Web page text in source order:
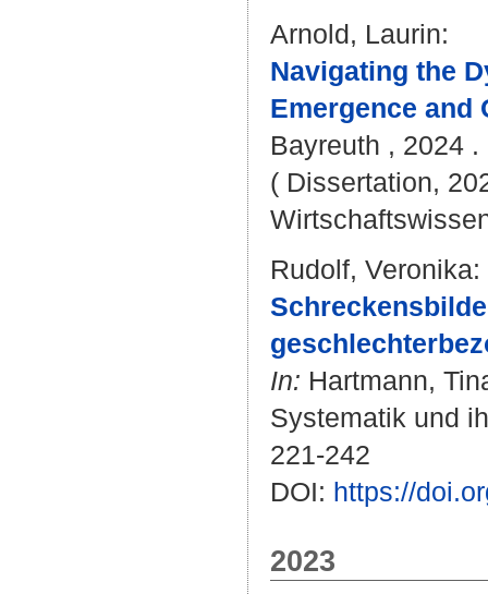
Arnold, Laurin:
Navigating the
Emergence and
Bayreuth , 2024 .
( Dissertation,
Rudolf, Veronika:
In: Hartmann,
Systematik und
221-242
DOI: https://
2023